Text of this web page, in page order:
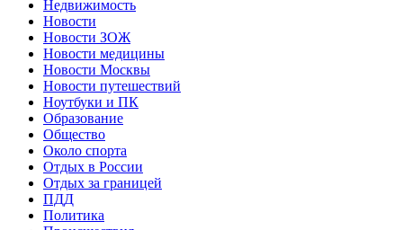
Недвижимость
Новости
Новости ЗОЖ
Новости медицины
Новости Москвы
Новости путешествий
Ноутбуки и ПК
Образование
Общество
Около спорта
Отдых в России
Отдых за границей
ПДД
Политика